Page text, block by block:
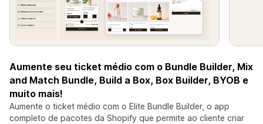
Aumente seu ticket médio com o Bundle Builder, Mix
and Match Bundle, Build a Box, Box Builder, BYOB e
muito mais!
Aumente o ticket médio com o Elite Bundle Builder, o app
completo de pacotes da Shopify que permite ao cliente criar